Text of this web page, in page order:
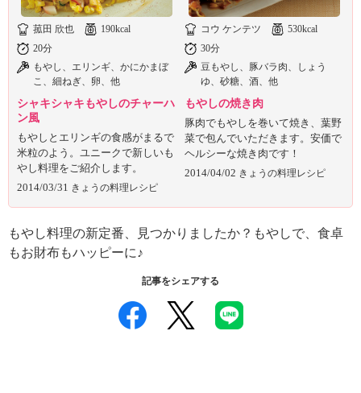
菰田 欣也
190kcal
20分
もやし、エリンギ、かにかまぼ
こ、細ねぎ、卵、他
シャキシャキもやしのチャーハ
ン風
もやしとエリンギの食感がまるで
米粒のよう。ユニークで新しいも
やし料理をご紹介します。
2014/03/31 きょうの料理レシピ
コウ ケンテツ
530kcal
30分
豆もやし、豚バラ肉、しょう
ゆ、砂糖、酒、他
もやしの焼き肉
豚肉でもやしを巻いて焼き、葉野
菜で包んでいただきます。安価で
ヘルシーな焼き肉です！
2014/04/02 きょうの料理レシピ
もやし料理の新定番、見つかりましたか？もやしで、食卓
もお財布もハッピーに♪
記事をシェアする